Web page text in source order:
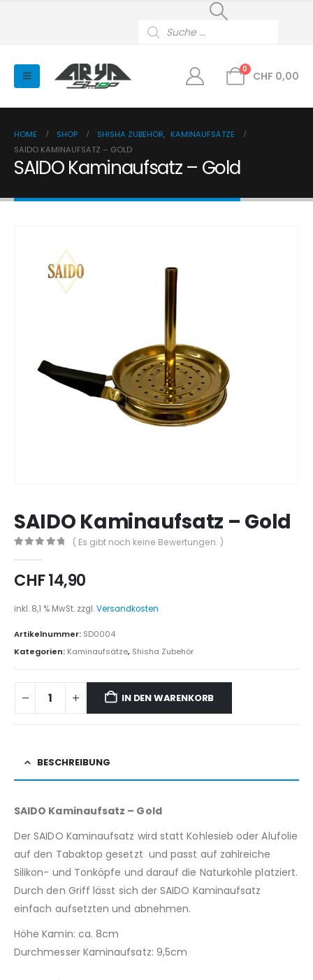
search
0
CHF 0,00
HOME SHOP SHISHA ZUBEHÖR, KAMINAUFSÄTZE
SAIDO KAMINAUFSATZ – GOLD
SAIDO Kaminaufsatz – Gold
SAIDO Kaminaufsatz – Gold
( Es gibt noch keine Bewertungen. )
CHF14,90
inkl. 8,1 % MwSt. zzgl.Versandkosten
Artikelnummer: SD0004
Kategorien: Kaminaufsätze, Shisha Zubehör
IN DEN WARENKORB
BESCHREIBUNG
SAIDO Kaminaufsatz – Gold
Der SAIDO Kaminaufsatz wird statt Kohlesieb oder Alufolie
auf den Tabaktop gesetzt und passt auf zahlreiche
Silikon- und Tonköpfe und darauf die Naturkohle platziert.
Durch den Griff lässt sich der SAIDO Kaminaufsatz
einfach aufsetzten und abnehmen.
Höhe Kamin: ca. 8cm
Durchmesser Kaminaufsatz: 9,5cm